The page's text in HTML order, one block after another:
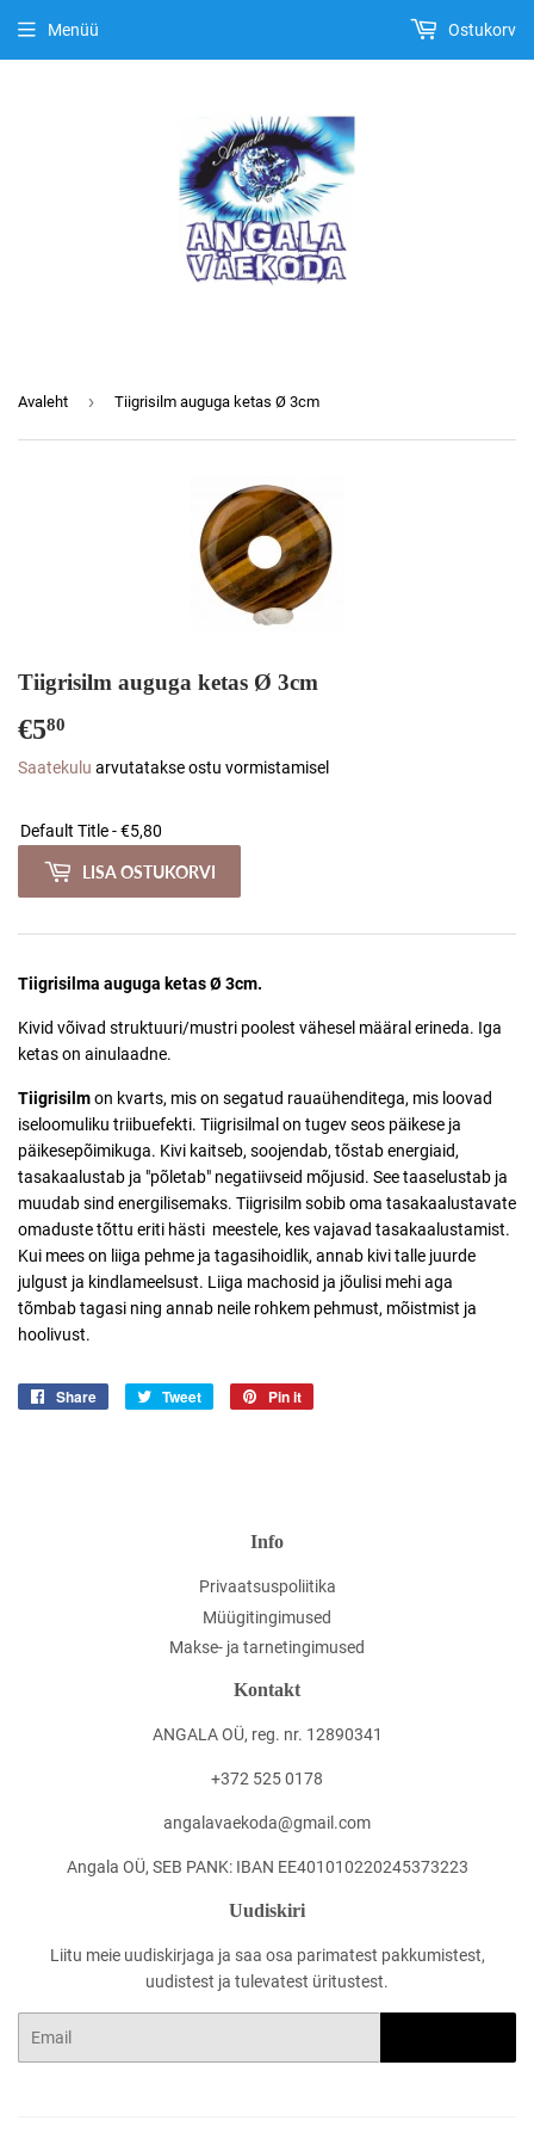
Menüü Ostukorv
Avaleht › Tiigrisilm auguga ketas Ø 3cm
Tiigrisilm auguga ketas Ø 3cm
€580
Saatekulu arvutatakse ostu vormistamisel
LISA OSTUKORVI
Tiigrisilma auguga ketas Ø 3cm.
Kivid võivad struktuuri/mustri poolest vähesel määral erineda. Iga
ketas on ainulaadne.
Tiigrisilmon kvarts, mis on segatud rauaühenditega, mis loovad
iseloomuliku triibuefekti. Tiigrisilmal on tugev seos päikese ja
päikesepõimikuga. Kivi kaitseb, soojendab, tõstab energiaid,
tasakaalustab ja "põletab" negatiivseid mõjusid. See taaselustab ja
muudab sind energilisemaks. Tiigrisilm sobib oma tasakaalustavate
omaduste tõttu eriti hästi meestele, kes vajavad tasakaalustamist.
Kui mees on liiga pehme ja tagasihoidlik, annab kivi talle juurde
julgust ja kindlameelsust. Liiga machosid ja jõulisi mehi aga
tõmbab tagasi ning annab neile rohkem pehmust, mõistmist ja
hoolivust.
Share
Jaga
Tweet
Jaga
Pin it
Info
Privaatsuspoliitika
Müügitingimused
Makse- ja tarnetingimused
Kontakt
ANGALA OÜ, reg. nr. 12890341
+372 525 0178
angalavaekoda@gmail.com
Angala OÜ, SEB PANK: IBAN EE401010220245373223
Uudiskiri
Liitu meie uudiskirjaga ja saa osa parimatest pakkumistest,
uudistest ja tulevatest üritustest.